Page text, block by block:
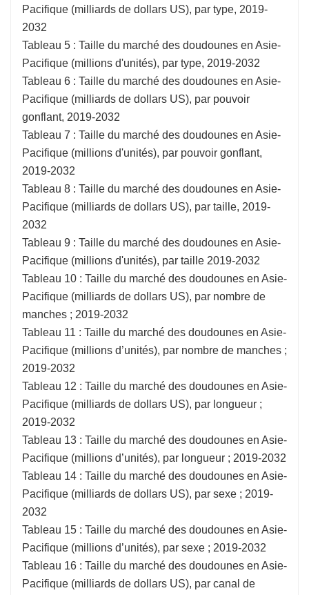
Pacifique (milliards de dollars US), par type, 2019-
2032
Tableau 5 : Taille du marché des doudounes en Asie-
Pacifique (millions d'unités), par type, 2019-2032
Tableau 6 : Taille du marché des doudounes en Asie-
Pacifique (milliards de dollars US), par pouvoir
gonflant, 2019-2032
Tableau 7 : Taille du marché des doudounes en Asie-
Pacifique (millions d'unités), par pouvoir gonflant,
2019-2032
Tableau 8 : Taille du marché des doudounes en Asie-
Pacifique (milliards de dollars US), par taille, 2019-
2032
Tableau 9 : Taille du marché des doudounes en Asie-
Pacifique (millions d'unités), par taille 2019-2032
Tableau 10 : Taille du marché des doudounes en Asie-
Pacifique (milliards de dollars US), par nombre de
manches ; 2019-2032
Tableau 11 : Taille du marché des doudounes en Asie-
Pacifique (millions d’unités), par nombre de manches ;
2019-2032
Tableau 12 : Taille du marché des doudounes en Asie-
Pacifique (milliards de dollars US), par longueur ;
2019-2032
Tableau 13 : Taille du marché des doudounes en Asie-
Pacifique (millions d’unités), par longueur ; 2019-2032
Tableau 14 : Taille du marché des doudounes en Asie-
Pacifique (milliards de dollars US), par sexe ; 2019-
2032
Tableau 15 : Taille du marché des doudounes en Asie-
Pacifique (millions d’unités), par sexe ; 2019-2032
Tableau 16 : Taille du marché des doudounes en Asie-
Pacifique (milliards de dollars US), par canal de